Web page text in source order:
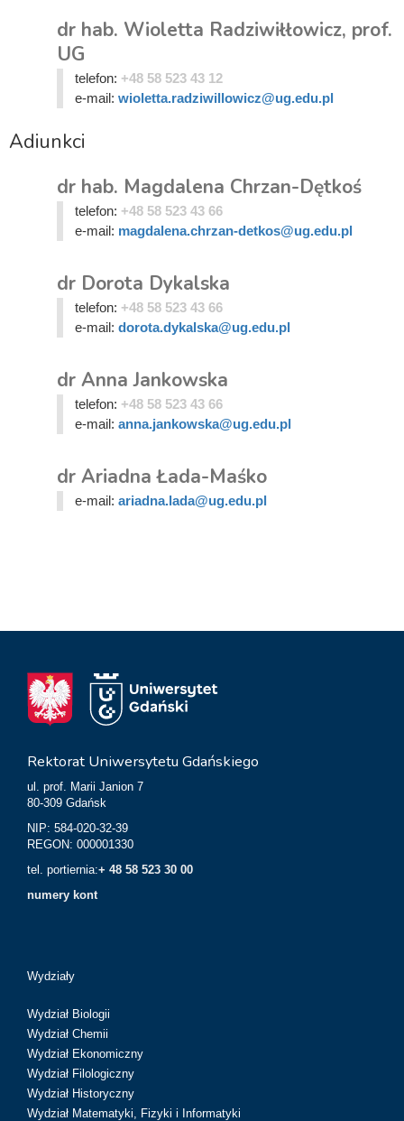
dr hab. Wioletta Radziwiłłowicz, prof.
UG
telefon: +48 58 523 43 12
e-mail: wioletta.radziwillowicz@ug.edu.pl
Adiunkci
dr hab. Magdalena Chrzan-Dętkoś
telefon: +48 58 523 43 66
e-mail: magdalena.chrzan-detkos@ug.edu.pl
dr Dorota Dykalska
telefon: +48 58 523 43 66
e-mail: dorota.dykalska@ug.edu.pl
dr Anna Jankowska
telefon: +48 58 523 43 66
e-mail: anna.jankowska@ug.edu.pl
dr Ariadna Łada-Maśko
e-mail: ariadna.lada@ug.edu.pl
Rektorat Uniwersytetu Gdańskiego
ul. prof. Marii Janion 7
80-309 Gdańsk
NIP: 584-020-32-39
REGON: 000001330
tel. portiernia:+ 48 58 523 30 00
numery kont
Wydziały
Wydział Biologii
Wydział Chemii
Wydział Ekonomiczny
Wydział Filologiczny
Wydział Historyczny
Wydział Matematyki, Fizyki i Informatyki